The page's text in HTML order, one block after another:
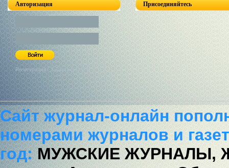
Авторизация
Регистрация / Забыл пароль?
Присоединяйтесь
Сайт журнал-онлайн
номерами журналов и
год:МУЖСКИЕ ЖУРНАЛЫ,